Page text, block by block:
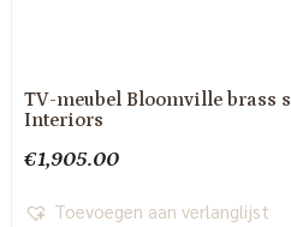
TV-meubel Bloomville brass
Interiors
€1,905.00
Toevoegen aan verlanglijst